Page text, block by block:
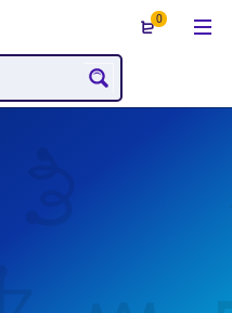
0